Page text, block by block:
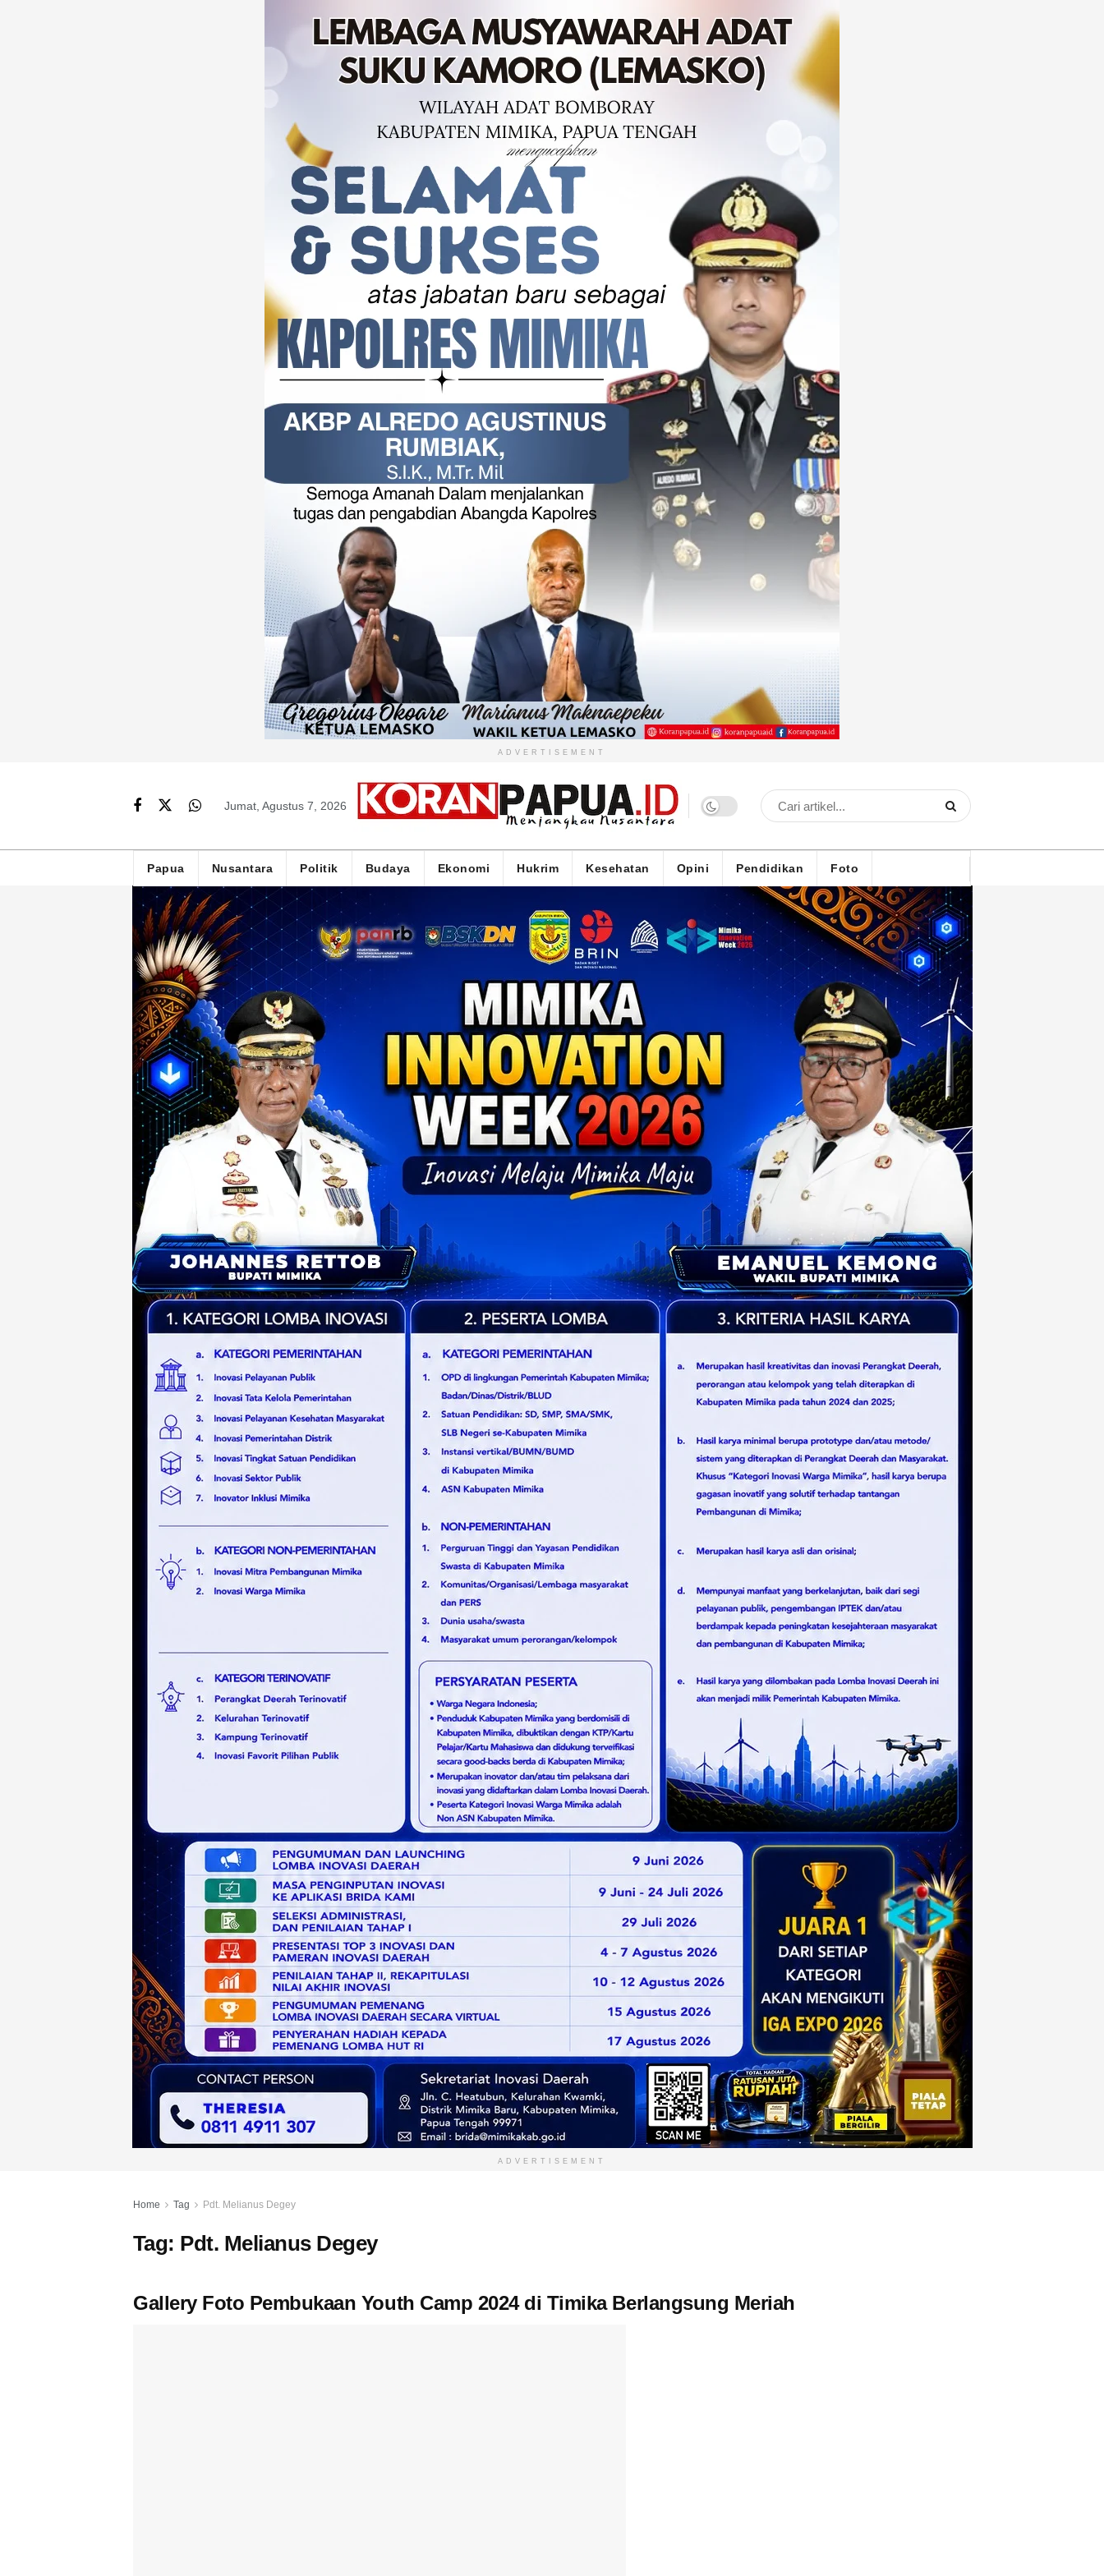
ADVERTISEMENT
Jumat, Agustus 7, 2026
Papua Nusantara Politik Budaya Ekonomi Hukrim Kesehatan Opini Pendidikan Foto
ADVERTISEMENT
Home Tag Pdt. Melianus Degey
Tag: Pdt. Melianus Degey
Gallery Foto Pembukaan Youth Camp 2024 di Timika Berlangsung Meriah